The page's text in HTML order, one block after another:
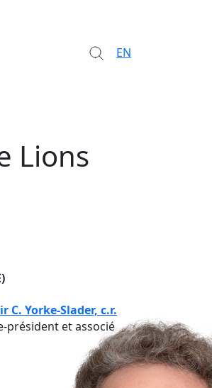
EN
Lions
C. Yorke-Slader, c.r.
président et associé